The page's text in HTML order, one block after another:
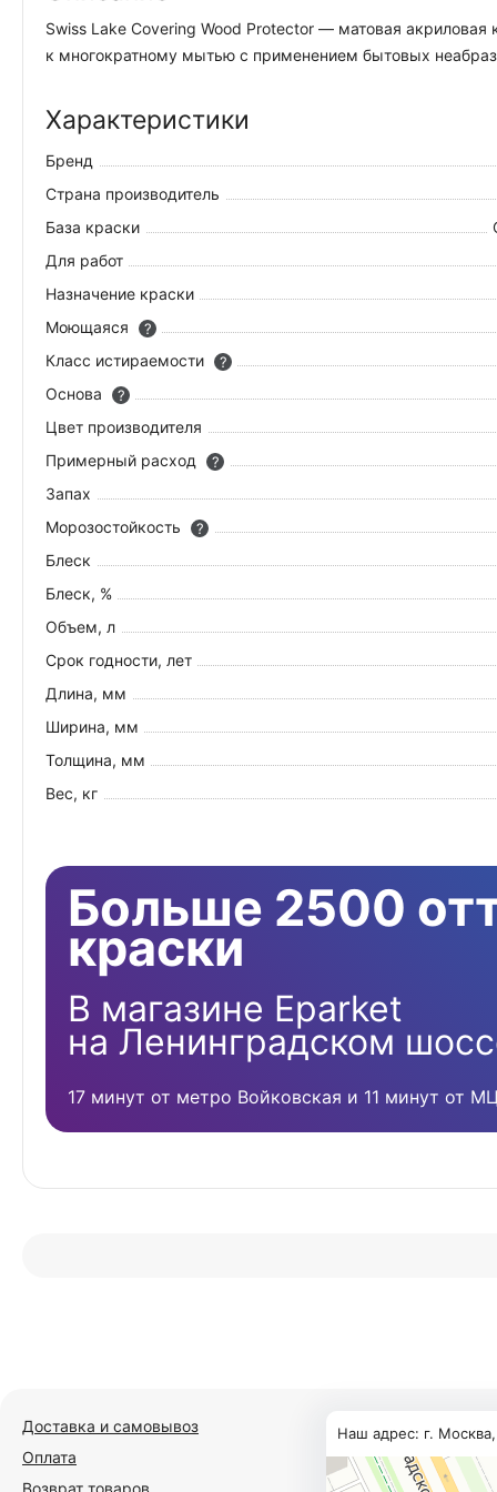
Swiss Lake Covering Wood Protector — матовая
к многократному мытью с применением бытовых
Характеристики
Бренд
Страна производитель
База краски
Для работ
Назначение краски
Моющаяся
?
Класс истираемости
?
Основа
?
Цвет производителя
Примерный расход
?
Запах
Морозостойкость
?
Блеск
Блеск, %
Объем, л
Срок годности, лет
Длина, мм
Ширина, мм
Толщина, мм
Вес, кг
Больше 2500
краски
В магазине Eparket
на Ленинградском
17 минут от метро Войковская и 11 минут от
Доставка и самовывоз
Оплата
Возврат товаров
Наш адрес: г.